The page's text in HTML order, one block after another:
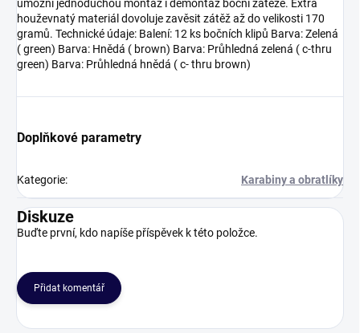
umožní jednoduchou montáž i demontáž boční zátěže. Extra
houževnatý materiál dovoluje zavěsit zátěž až do velikosti 170
gramů. Technické údaje: Balení: 12 ks bočních klipů Barva: Zelená
( green) Barva: Hnědá ( brown) Barva: Průhledná zelená ( c-thru
green) Barva: Průhledná hnědá ( c- thru brown)
Doplňkové parametry
Kategorie: Karabiny a obratlíky
Diskuze
Buďte první, kdo napíše příspěvek k této položce.
Přidat komentář